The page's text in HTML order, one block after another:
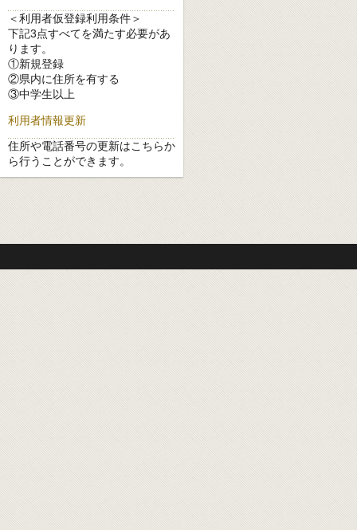
＜利用者仮登録利用条件＞
下記3点すべてを満たす必要があ
ります。
①新規登録
②県内に住所を有する
③中学生以上
利用者情報更新
住所や電話番号の更新はこちらか
ら行うことができます。